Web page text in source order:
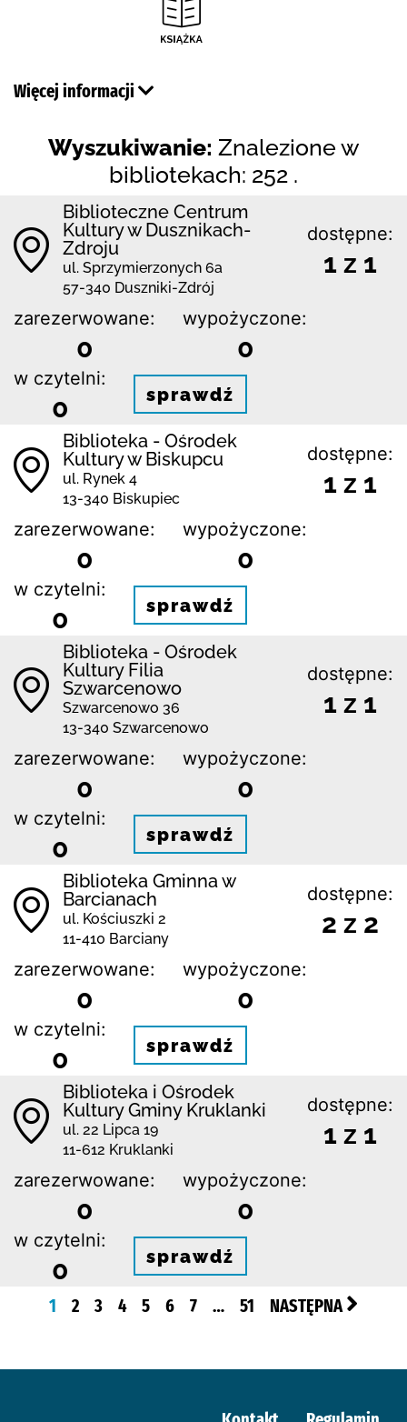
Więcej informacji
Wyszukiwanie: Znalezione w
bibliotekach: 252 .
Biblioteczne Centrum
Kultury w Dusznikach-
Zdroju
ul. Sprzymierzonych 6a
57-340 Duszniki-Zdrój
dostępne:
1 z 1
zarezerwowane:
0
wypożyczone:
0
w czytelni:
0 sprawdź
Biblioteka - Ośrodek
Kultury w Biskupcu
ul. Rynek 4
13-340 Biskupiec
dostępne:
1 z 1
zarezerwowane:
0
wypożyczone:
0
w czytelni:
0 sprawdź
Biblioteka - Ośrodek
Kultury Filia
Szwarcenowo
Szwarcenowo 36
13-340 Szwarcenowo
dostępne:
1 z 1
zarezerwowane:
0
wypożyczone:
0
w czytelni:
0 sprawdź
Biblioteka Gminna w
Barcianach
ul. Kościuszki 2
11-410 Barciany
dostępne:
2 z 2
zarezerwowane:
0
wypożyczone:
0
w czytelni:
0 sprawdź
Biblioteka i Ośrodek
Kultury Gminy Kruklanki
ul. 22 Lipca 19
11-612 Kruklanki
dostępne:
1 z 1
zarezerwowane:
0
wypożyczone:
0
w czytelni:
0 sprawdź
1 2 3 4 5 6 7 … 51 NASTĘPNA